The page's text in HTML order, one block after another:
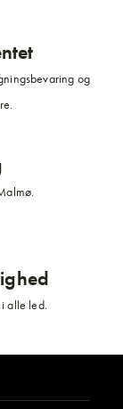
og
alle led.